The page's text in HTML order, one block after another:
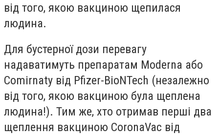
від того, якою вакциною щепилася
людина.
Для бустерної дози перевагу
надаватимуть препаратам Moderna або
Comirnaty від Pfizer-BioNTech (незалежно
від того, якою вакциною була щеплена
людина!). Тим же, хто отримав перші два
щеплення вакциною CoronaVac від